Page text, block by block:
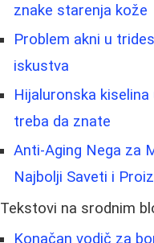
znake starenja kože
Problem akni u
iskustva
Hijaluronska
treba da znate
Anti-Aging Nega za
Najbolji Saveti i
Tekstovi na srodnim
Konačan vodič za